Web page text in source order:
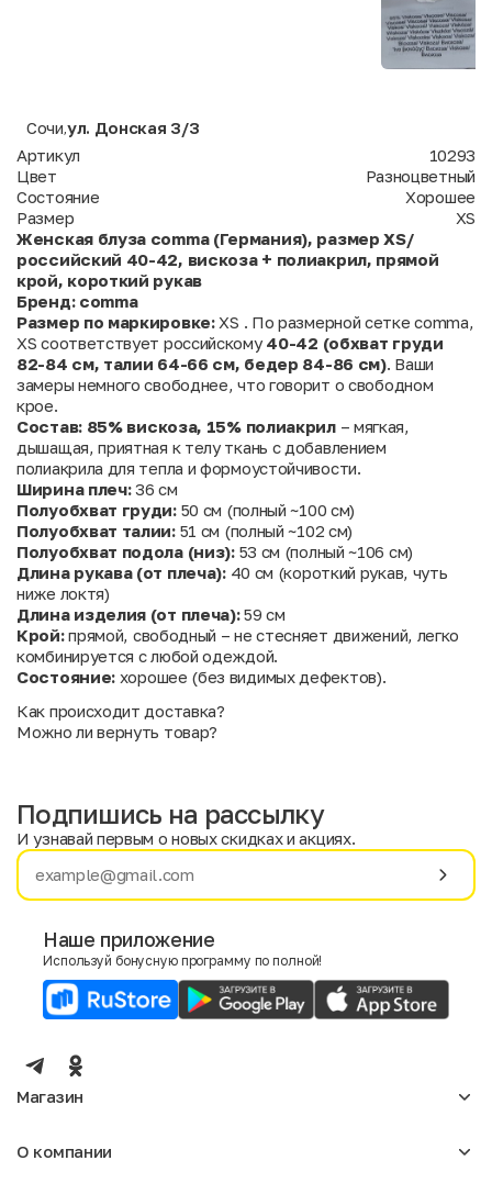
Сочи,ул. Донская 3/3
Артикул
10293
Цвет
Разноцветный
Состояние
Хорошее
Размер
XS
Женская блуза comma (Германия), размер XS/
российский 40-42, вискоза + полиакрил, прямой
крой, короткий рукав
Бренд: comma
Размер по маркировке:XS . По размерной сетке comma,
XS соответствует российскому 40-42 (обхват груди
82-84 см, талии 64-66 см, бедер 84-86 см). Ваши
замеры немного свободнее, что говорит о свободном
крое.
Состав: 85% вискоза, 15% полиакрил– мягкая,
дышащая, приятная к телу ткань с добавлением
полиакрила для тепла и формоустойчивости.
Ширина плеч:36 см
Полуобхват груди:50 см (полный ~100 см)
Полуобхват талии:51 см (полный ~102 см)
Полуобхват подола (низ):53 см (полный ~106 см)
Длина рукава (от плеча):40 см (короткий рукав, чуть
ниже локтя)
Длина изделия (от плеча):59 см
Крой:прямой, свободный – не стесняет движений, легко
комбинируется с любой одеждой.
Состояние: хорошее (без видимых дефектов).
Как происходит доставка?
Можно ли вернуть товар?
Имя
E-mail
Пол
Мужской
Подпишись на рассылку
И узнавай первым о новых скидках и акциях.
Наше приложение
Используй бонусную программу по полной!
Магазин
Мужское
О компании